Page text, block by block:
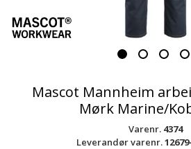
Mascot Mannheim
Mørk Marine/
Varenr. 4374
Leverandør varenr.